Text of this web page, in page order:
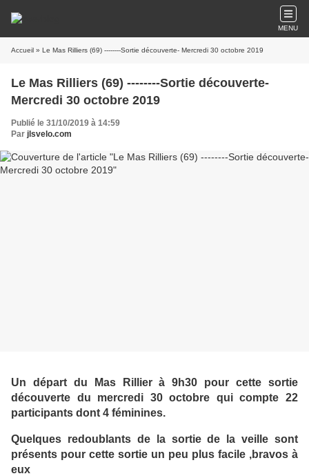
MENU
Accueil » Le Mas Rilliers (69) --------Sortie découverte- Mercredi 30 octobre 2019
Le Mas Rilliers (69) --------Sortie découverte-
Mercredi 30 octobre 2019
Publié le 31/10/2019 à 14:59
Par jlsvelo.com
Un départ du Mas Rillier à 9h30 pour cette sortie
découverte du mercredi 30 octobre qui compte 22
participants dont 4 féminines.
Quelques redoublants de la sortie de la veille sont
présents pour cette sortie un peu plus facile ,bravos à
eux